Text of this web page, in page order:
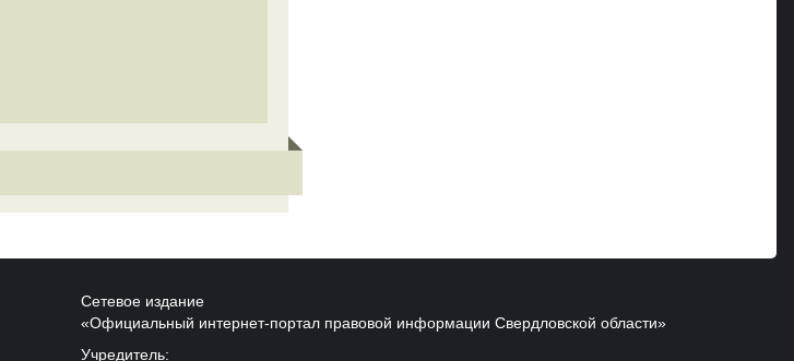
Сетевое издание
«Официальный интернет-портал правовой информации Свердловской области»
Учредитель: